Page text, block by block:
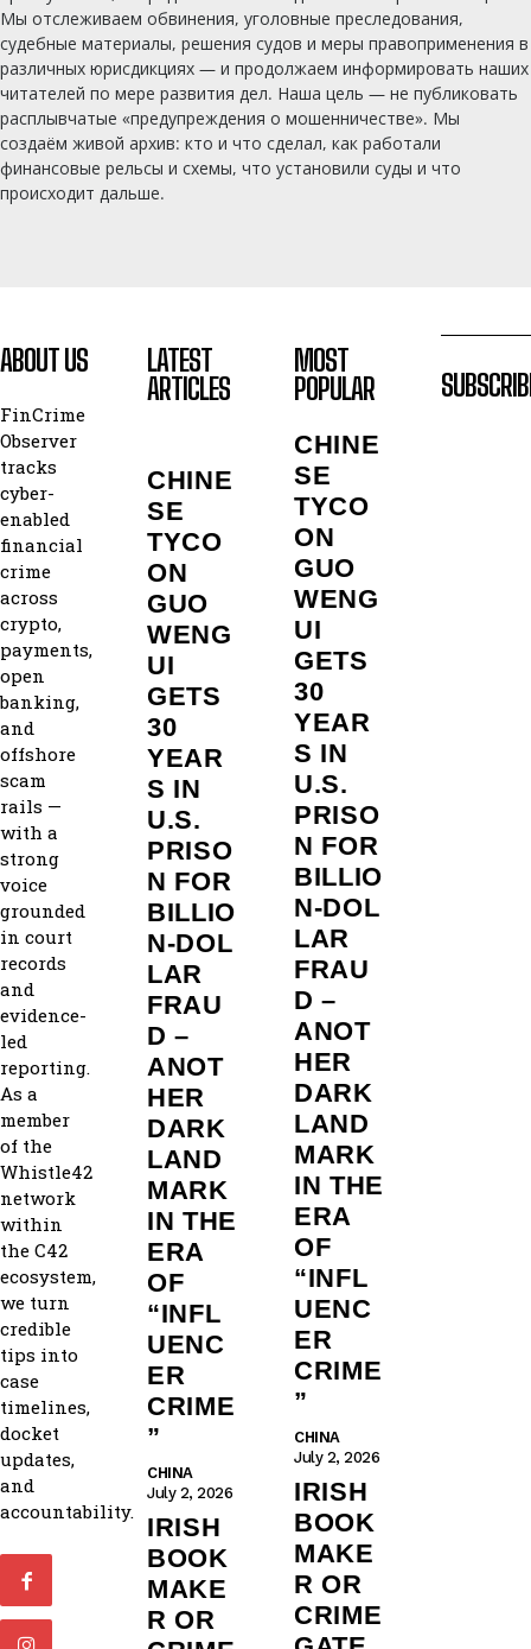
Мы отслеживаем обвинения, уголовные преследования,
судебные материалы, решения судов и меры правоприменения в
различных юрисдикциях — и продолжаем информировать наших
читателей по мере развития дел. Наша цель — не публиковать
расплывчатые «предупреждения о мошенничестве». Мы
создаём живой архив: кто и что сделал, как работали
финансовые рельсы и схемы, что установили суды и что
происходит дальше.
ABOUT US
FinCrime
Observer
tracks
cyber-
enabled
financial
crime
across
crypto,
payments,
open
banking,
and
offshore
scam
rails —
with a
strong
voice
grounded
in court
records
and
evidence-
led
reporting.
As a
member
of the
Whistle42
network
within
the C42
ecosystem,
we turn
credible
tips into
case
timelines,
docket
updates,
and
accountability.
LATEST
ARTICLES
CHINE
SE
TYCO
ON
GUO
WENG
UI
GETS
30
YEAR
S IN
U.S.
PRISO
N FOR
BILLIO
N‑DOL
LAR
FRAU
D –
ANOT
HER
DARK
LAND
MARK
IN THE
ERA
OF
“INFL
UENC
ER
CRIME
”
CHINA
July 2, 2026
IRISH
BOOK
MAKE
R OR
MOST
POPULAR
CHINE
SE
TYCO
ON
GUO
WENG
UI
GETS
30
YEAR
S IN
U.S.
PRISO
N FOR
BILLIO
N‑DOL
LAR
FRAU
D –
ANOT
HER
DARK
LAND
MARK
IN THE
ERA
OF
“INFL
UENC
ER
CRIME
”
CHINA
July 2, 2026
IRISH
BOOK
MAKE
R OR
CRIME